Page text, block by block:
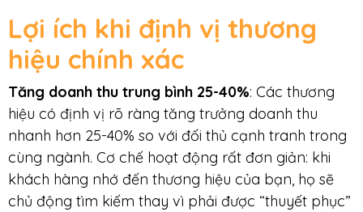
Lợi ích khi định vị thương
hiệu chính xác
Tăng doanh thu trung bình 25-40%: Các thương
hiệu có định vị rõ ràng tăng trưởng doanh thu
nhanh hơn 25-40% so với đối thủ cạnh tranh trong
cùng ngành. Cơ chế hoạt động rất đơn giản: khi
khách hàng nhớ đến thương hiệu của bạn, họ sẽ
chủ động tìm kiếm thay vì phải được “thuyết phục”